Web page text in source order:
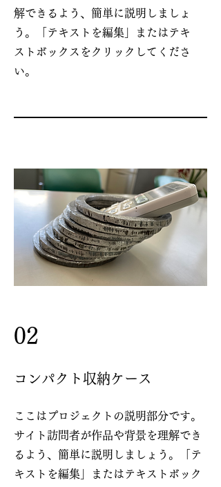
解できるよう、簡単に説明しましょ
う。「テキストを編集」またはテキ
ストボックスをクリックしてくださ
い。
02
コンパクト収納ケース
ここはプロジェクトの説明部分です。
サイト訪問者が作品や背景を理解でき
るよう、簡単に説明しましょう。「テ
キストを編集」またはテキストボック